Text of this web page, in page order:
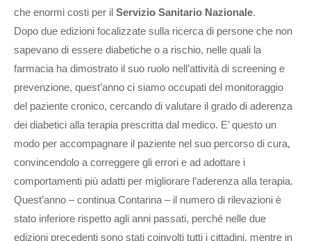
che enormi costi per il Servizio Sanitario Nazionale.
Dopo due edizioni focalizzate sulla ricerca di persone che non
sapevano di essere diabetiche o a rischio, nelle quali la
farmacia ha dimostrato il suo ruolo nell’attività di screening e
prevenzione, quest’anno ci siamo occupati del monitoraggio
del paziente cronico, cercando di valutare il grado di aderenza
dei diabetici alla terapia prescritta dal medico. E’ questo un
modo per accompagnare il paziente nel suo percorso di cura,
convincendolo a correggere gli errori e ad adottare i
comportamenti più adatti per migliorare l’aderenza alla terapia.
Quest’anno – continua Contarina – il numero di rilevazioni è
stato inferiore rispetto agli anni passati, perché nelle due
edizioni precedenti sono stati coinvolti tutti i cittadini, mentre in